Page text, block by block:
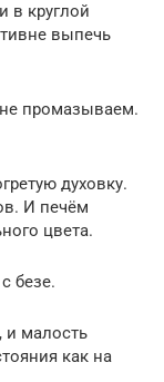
в круглой
выпечь
промазываем.
духовку.
И печём
цвета.
безе.
и малость
как на